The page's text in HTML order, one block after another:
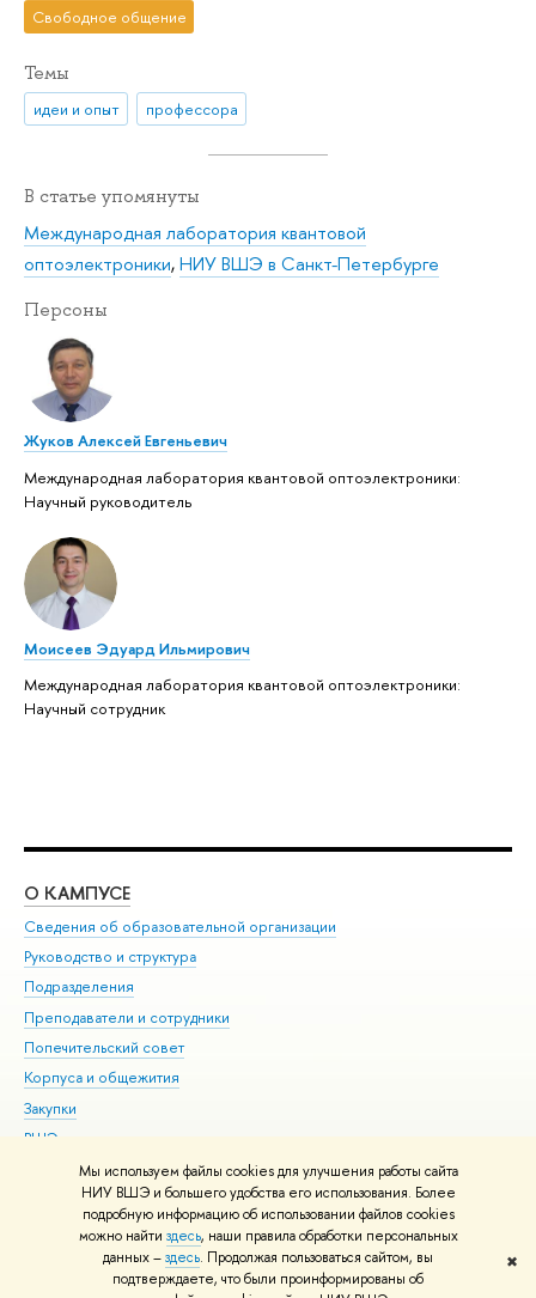
Мы используем файлы cookies для улучшения работы сайта
НИУ ВШЭ и большего удобства его использования. Более
подробную информацию об использовании файлов cookies
можно найти здесь, наши правила обработки персональных
данных –здесь. Продолжая пользоваться сайтом, вы
подтверждаете, что были проинформированы об
✖
Свободное общение
Темы
идеи и опыт профессора
В статье упомянуты
Международная лаборатория квантовой
оптоэлектроники,НИУ ВШЭ в Санкт-Петербурге
Персоны
Жуков Алексей Евгеньевич
Международная лаборатория квантовой оптоэлектроники:
Научный руководитель
Моисеев Эдуард Ильмирович
Международная лаборатория квантовой оптоэлектроники:
Научный сотрудник
О КАМПУСЕ
Сведения об образовательной организации
Руководство и структура
Подразделения
Преподаватели и сотрудники
Попечительский совет
Корпуса и общежития
Закупки
ВШЭ для студентов с ограниченными возможностями
здоровья и инвалидностью
Версия для слабовидящих
Единая платежная страница